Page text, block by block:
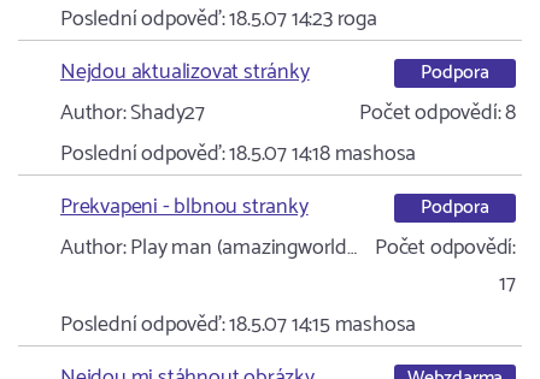
Poslední odpověď:18.5.07 14:23roga
Nejdou aktualizovat stránky
Podpora
Author:Shady27 Počet odpovědí:8
Poslední odpověď:18.5.07 14:18mashosa
Prekvapeni - blbnou stranky
Podpora
Author:Play man (amazingworld… Počet odpovědí:
17
Poslední odpověď:18.5.07 14:15mashosa